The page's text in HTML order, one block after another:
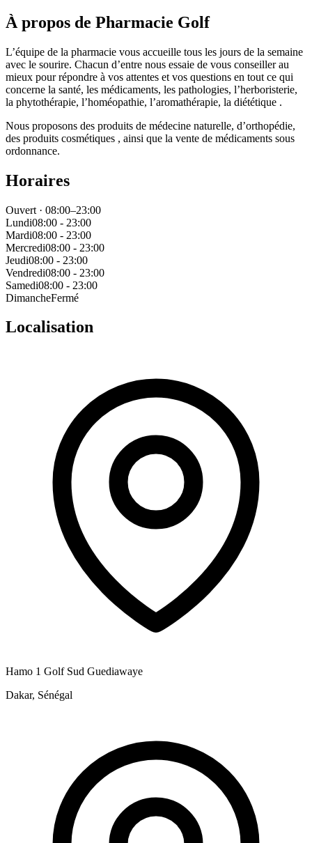
À propos de Pharmacie Golf
L’équipe de la pharmacie vous accueille tous les jours de la semaine
avec le sourire. Chacun d’entre nous essaie de vous conseiller au
mieux pour répondre à vos attentes et vos questions en tout ce qui
concerne la santé, les médicaments, les pathologies, l’herboristerie,
la phytothérapie, l’homéopathie, l’aromathérapie, la diététique .
Nous proposons des produits de médecine naturelle, d’orthopédie,
des produits cosmétiques , ainsi que la vente de médicaments sous
ordonnance.
Horaires
Ouvert · 08:00–23:00
Lundi08:00 - 23:00
Mardi08:00 - 23:00
Mercredi08:00 - 23:00
Jeudi08:00 - 23:00
Vendredi08:00 - 23:00
Samedi08:00 - 23:00
DimancheFermé
Localisation
Hamo 1 Golf Sud Guediawaye
Dakar, Sénégal